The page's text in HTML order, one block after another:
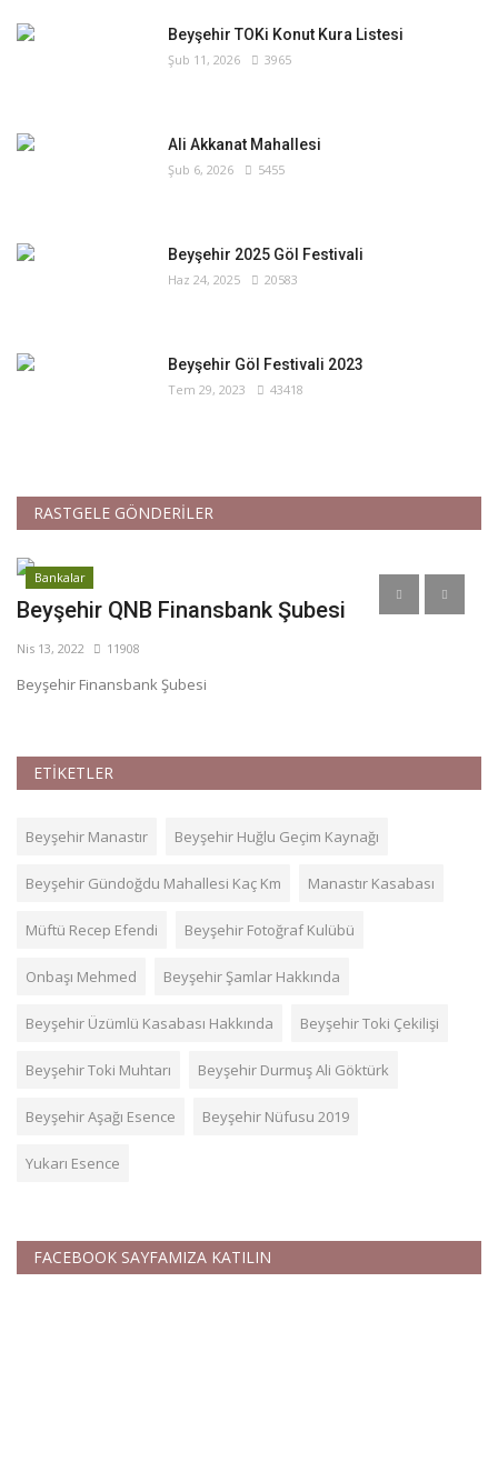
Beyşehir TOKi Konut Kura Listesi
Şub 11, 2026 3965
Ali Akkanat Mahallesi
Şub 6, 2026 5455
Beyşehir 2025 Göl Festivali
Haz 24, 2025 20583
Beyşehir Göl Festivali 2023
Tem 29, 2023 43418
RASTGELE GÖNDERİLER
Bankalar
Beyşehir QNB Finansbank Şubesi
Nis 13, 2022 11908
Beyşehir Finansbank Şubesi
ETİKETLER
Beyşehir Manastır Beyşehir Huğlu Geçim Kaynağı
Beyşehir Gündoğdu Mahallesi Kaç Km Manastır Kasabası
Müftü Recep Efendi Beyşehir Fotoğraf Kulübü
Onbaşı Mehmed Beyşehir Şamlar Hakkında
Beyşehir Üzümlü Kasabası Hakkında Beyşehir Toki Çekilişi
Beyşehir Toki Muhtarı Beyşehir Durmuş Ali Göktürk
Beyşehir Aşağı Esence Beyşehir Nüfusu 2019
Yukarı Esence
FACEBOOK SAYFAMIZA KATILIN